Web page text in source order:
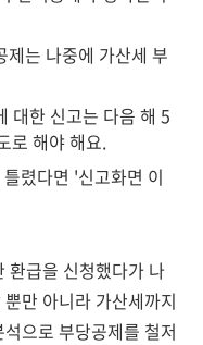
제는 나중에 가산세 부
대한 신고는 다음 해 5
로 해야 해요.
렸다면 '신고화면 이
환급을 신청했다가 나
만 아니라 가산세까지
으로 부당공제를 철저